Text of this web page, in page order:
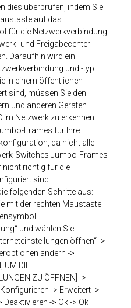
dies überprüfen, indem Sie
auf das
für die Netzwerkverbindung
und Freigabecenter
Daraufhin wird ein
und -typ
in einem öffentlichen
sind, müssen Sie den
und anderen Geräten
im Netzwerk zu erkennen.
Frames für Ihre
da nicht alle
Switches Jumbo-Frames
nicht richtig für die
sind.
folgenden Schritte aus:
mit der rechten Maustaste
und wählen Sie
öffnen“ ->
ändern ->
UM DIE
ZU ÖFFNEN] ->
-> Erweitert ->
-> Ok -> Ok